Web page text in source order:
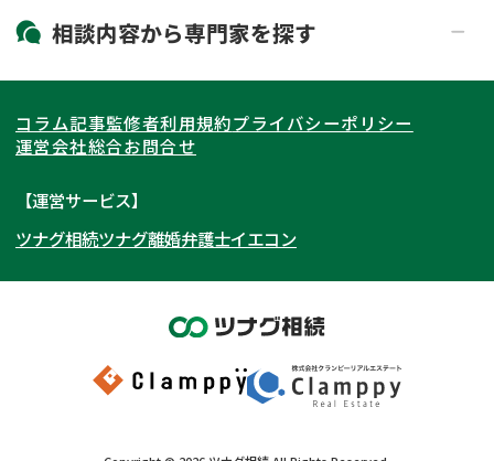
北海道・東北
北海道 青森県
岩手県 宮城県
秋田県
福島県
関東
東京都 神奈川県
埼玉県
茨城県 群馬県
東海
愛知県
岐阜県 山梨県
関西
大阪府 京都府
奈良県
和歌山県
北陸・甲信越
石川県
富山県
岡山県
九州・沖縄
相談内容から専門家を探す
相続登記
遺産分割
相続手続き
家族信託
成年後見・任意後見
相続財産調査
不動産評価(相続不動産)
相続トラブル
コラム記事監修者利用規約プライバシーポリシー
運営会社総合お問合せ
【運営サービス】
ツナグ相続ツナグ離婚弁護士イエコン